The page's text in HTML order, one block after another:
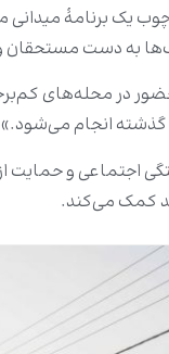
به دست
در محله‌های
انجام می‌شود.»
و حمایت
کمک می‌کند.